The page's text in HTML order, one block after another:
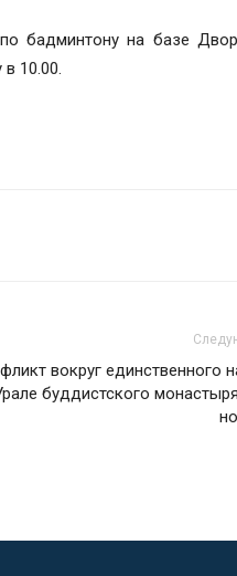
бадминтону на базе
10.00.
вокруг единственного
буддистского